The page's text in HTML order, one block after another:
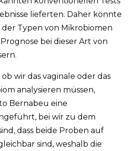
lieferten. Daher könnte
Typen von Mikrobiomen
bei dieser Art von
wir das vaginale oder das
analysieren müssen,
Bernabeu eine
bei wir zu dem
dass beide Proben auf
sind, weshalb die